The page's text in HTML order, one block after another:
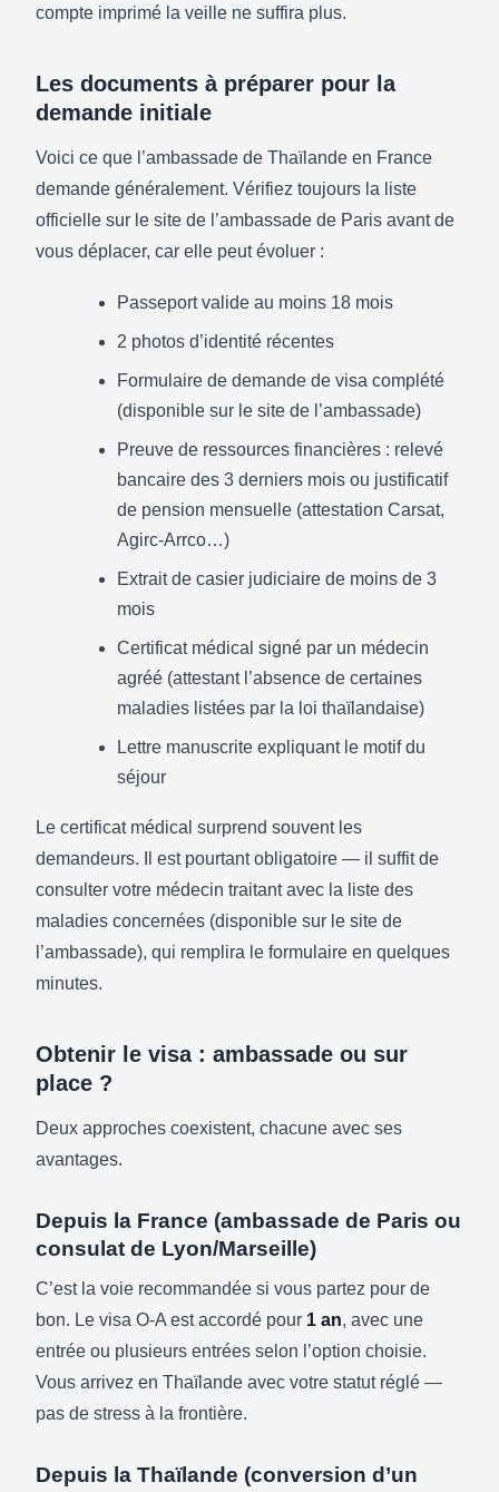
compte imprimé la veille ne suffira plus.
Les documents à préparer pour la
demande initiale
Voici ce que l’ambassade de Thaïlande en France
demande généralement. Vérifiez toujours la liste
officielle sur le site de l’ambassade de Paris avant de
vous déplacer, car elle peut évoluer :
Passeport valide au moins 18 mois
2 photos d’identité récentes
Formulaire de demande de visa complété
(disponible sur le site de l’ambassade)
Preuve de ressources financières : relevé
bancaire des 3 derniers mois ou justificatif
de pension mensuelle (attestation Carsat,
Agirc-Arrco…)
Extrait de casier judiciaire de moins de 3
mois
Certificat médical signé par un médecin
agréé (attestant l’absence de certaines
maladies listées par la loi thaïlandaise)
Lettre manuscrite expliquant le motif du
séjour
Le certificat médical surprend souvent les
demandeurs. Il est pourtant obligatoire — il suffit de
consulter votre médecin traitant avec la liste des
maladies concernées (disponible sur le site de
l’ambassade), qui remplira le formulaire en quelques
minutes.
Obtenir le visa : ambassade ou sur
place ?
Deux approches coexistent, chacune avec ses
avantages.
Depuis la France (ambassade de Paris ou
consulat de Lyon/Marseille)
C’est la voie recommandée si vous partez pour de
bon. Le visa O-A est accordé pour 1 an, avec une
entrée ou plusieurs entrées selon l’option choisie.
Vous arrivez en Thaïlande avec votre statut réglé —
pas de stress à la frontière.
Depuis la Thaïlande (conversion d’un